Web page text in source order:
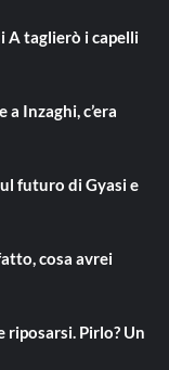
A taglierò i capelli
Inzaghi, c’era
futuro di Gyasi e
cosa avrei
Pirlo? Un